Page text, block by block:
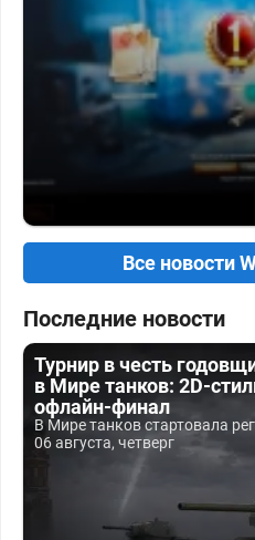
Все новости
Последние новости
Турнир в честь
в Мире танков: 2D-
офлайн-финал
В Мире танков стартовала
06 августа, четверг